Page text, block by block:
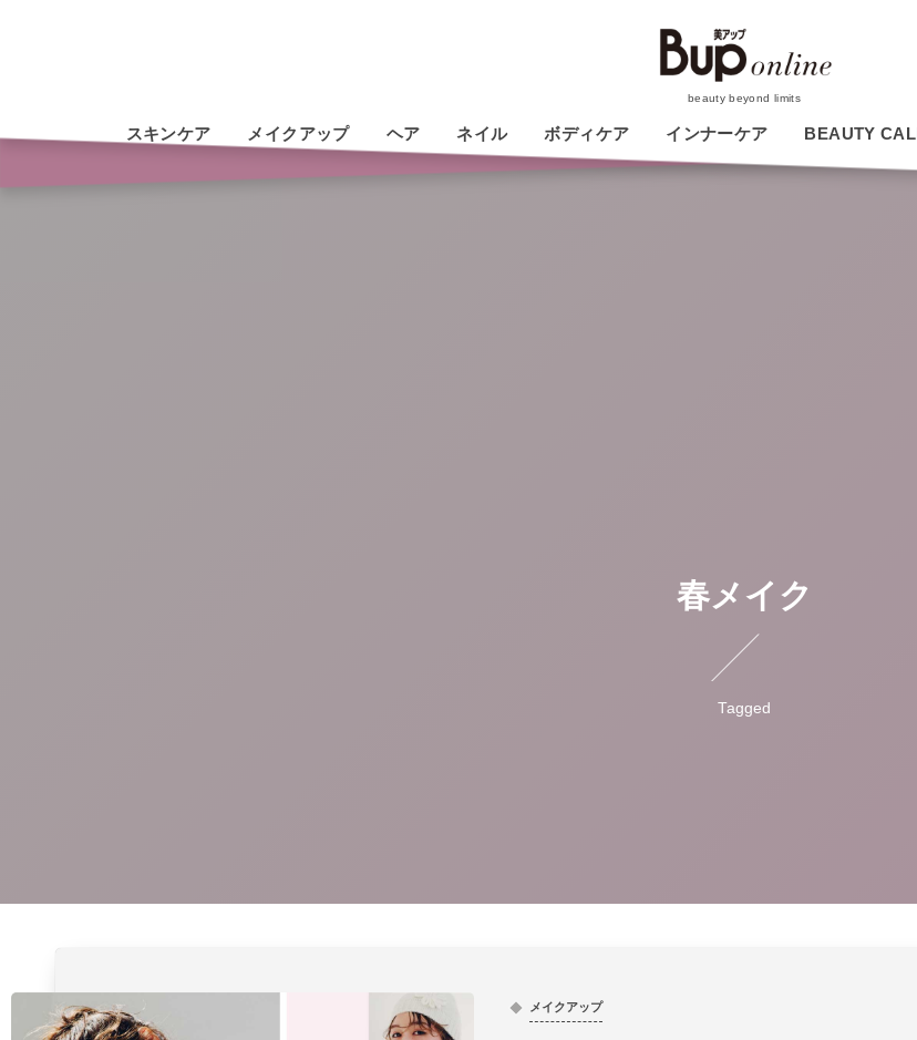
beauty beyond limits
スキンケア メイクアップ ヘア ネイル ボディケア インナーケア BEAUTY
今月の新作コ
す！
春メイク
Tagged
メイクアップ